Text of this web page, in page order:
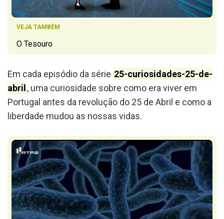
VEJA TAMBÉM
O Tesouro
Em cada episódio da série 25-curiosidades-25-de-
abril, uma curiosidade sobre como era viver em
Portugal antes da revolução do 25 de Abril e como a
liberdade mudou as nossas vidas.